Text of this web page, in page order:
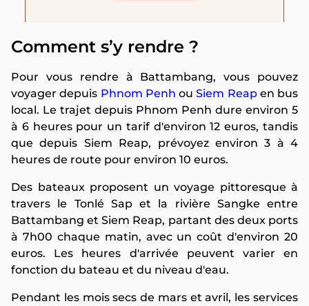
Comment s’y rendre ?
Pour vous rendre à Battambang, vous pouvez
voyager depuis Phnom Penh ouSiem Reapen bus
local. Le trajet depuis Phnom Penh dure environ 5
à 6 heures pour un tarif d'environ 12 euros, tandis
que depuis Siem Reap, prévoyez environ 3 à 4
heures de route pour environ 10 euros.
Des bateaux proposent un voyage pittoresque à
travers le Tonlé Sap et la rivière Sangke entre
Battambang et Siem Reap, partant des deux ports
à 7h00 chaque matin, avec un coût d'environ 20
euros. Les heures d'arrivée peuvent varier en
fonction du bateau et du niveau d'eau.
Pendant les mois secs de mars et avril, les services